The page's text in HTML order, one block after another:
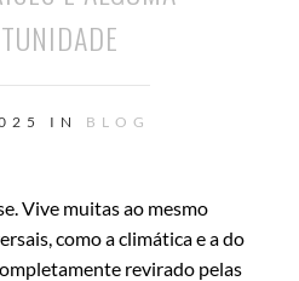
IN BLOG
Vive muitas ao mesmo
como a climática e a do
revirado pelas